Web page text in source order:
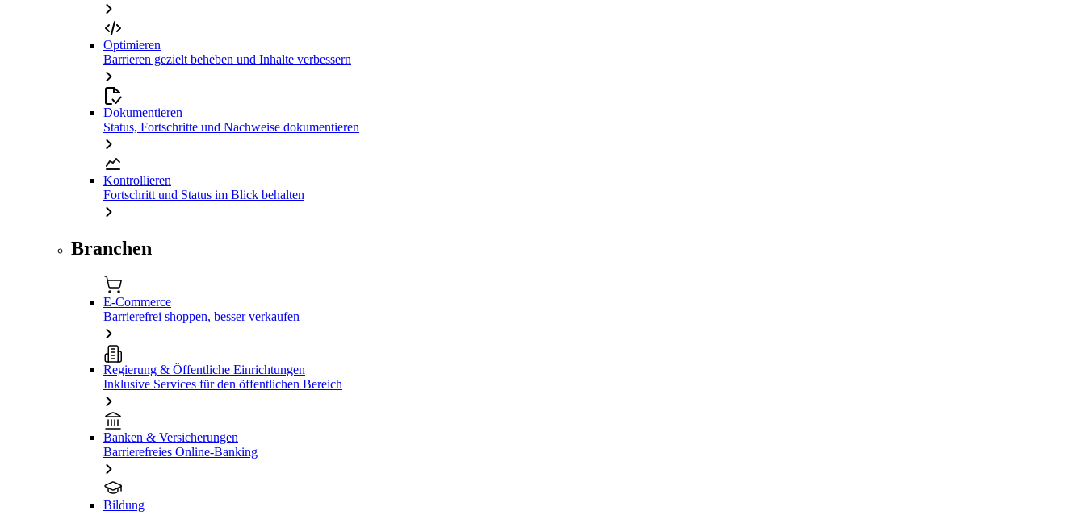
Optimieren
Barrieren gezielt beheben und Inhalte verbessern
Dokumentieren
Status, Fortschritte und Nachweise dokumentieren
Kontrollieren
Fortschritt und Status im Blick behalten
Branchen
E-Commerce
Barrierefrei shoppen, besser verkaufen
Regierung & Öffentliche Einrichtungen
Inklusive Services für den öffentlichen Bereich
Banken & Versicherungen
Barrierefreies Online-Banking
Bildung